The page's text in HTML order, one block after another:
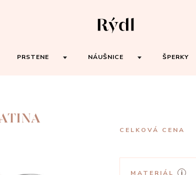
PRSTENE NÁUŠNICE ŠPERKY
CELKOVÁ CENA
MATERIÁL